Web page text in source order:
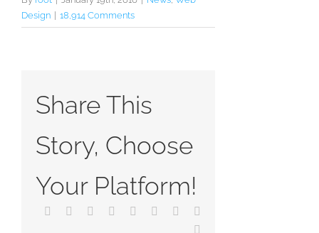
Design
18,914 Comments
Share This
Story, Choose
Your Platform!
Facebook Reddit LinkedInWhatsApp
TumblrPinterest